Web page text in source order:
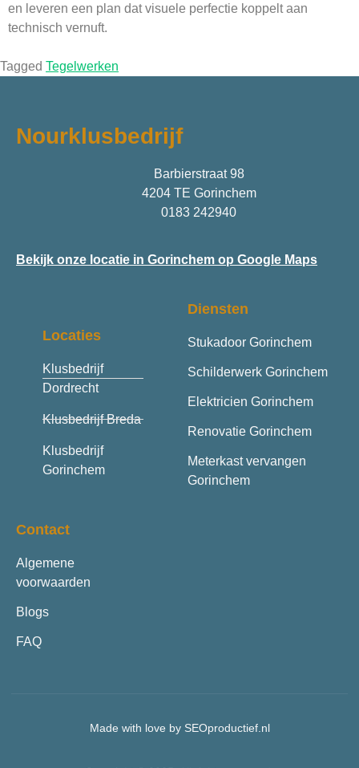
en leveren een plan dat visuele perfectie koppelt aan
technisch vernuft.
Tagged Tegelwerken
Nourklusbedrijf
Barbierstraat 98
4204 TE Gorinchem
0183 242940
Bekijk onze locatie in Gorinchem op Google Maps
Locaties
Klusbedrijf
Dordrecht
Klusbedrijf Breda
Klusbedrijf
Gorinchem
Diensten
Stukadoor Gorinchem
Schilderwerk Gorinchem
Elektricien Gorinchem
Renovatie Gorinchem
Meterkast vervangen
Gorinchem
Contact
Algemene
voorwaarden
Blogs
FAQ
Made with love by SEOproductief.nl